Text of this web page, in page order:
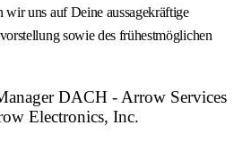
wir uns auf Deine aussagekräftige
sowie des frühestmöglichen
DACH - Arrow Services
Electronics, Inc.